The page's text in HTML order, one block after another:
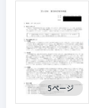
5ページ